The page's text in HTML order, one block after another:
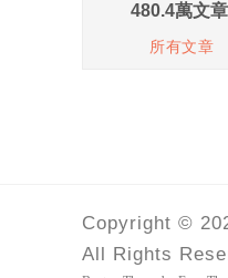
Copyright ©
All Rights